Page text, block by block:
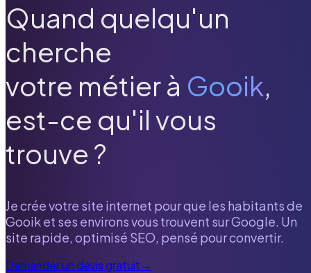
Quand quelqu'un
cherche
votre métier à Gooik,
est-ce qu'il vous
trouve ?
Je crée votre site internet pour que les habitants de
Gooiket ses environs vous trouvent sur Google. Un
site rapide, optimisé SEO, pensé pour convertir.
Demander un devis gratuit→